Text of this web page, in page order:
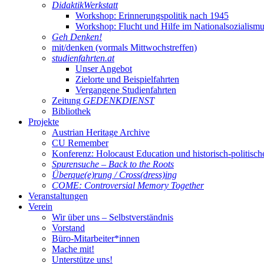
DidaktikWerkstatt
Workshop: Erinnerungspolitik nach 1945
Workshop: Flucht und Hilfe im
Geh Denken!
mit/denken (vormals Mittwochstreffen)
studienfahrten.at
Unser Angebot
Zielorte und Beispielfahrten
Vergangene Studienfahrten
Zeitung GEDENKDIENST
Bibliothek
Projekte
Austrian Heritage Archive
CU Remember
Konferenz: Holocaust Education und historisch-
Spurensuche – Back to the Roots
Überque(e)rung / Cross(dress)ing
COME: Controversial Memory Together
Veranstaltungen
Verein
Wir über uns – Selbstverständnis
Vorstand
Büro-Mitarbeiter*innen
Mache mit!
Unterstütze uns!